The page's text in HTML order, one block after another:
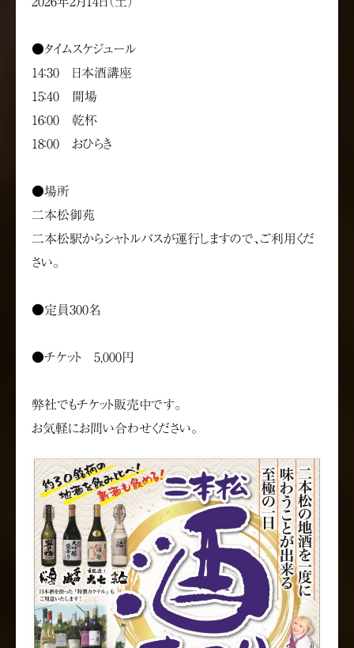
●タイムスケジュール
14：30 日本酒講座
15：40 開場
16：00 乾杯
18：00 おひらき
●場所
二本松御苑
二本松駅からシャトルバスが運行しますので、ご利用くだ
さい。
●定員300名
●チケット 5,000円
弊社でもチケット販売中です。
お気軽にお問い合わせください。